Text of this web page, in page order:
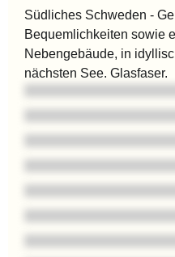
Südliches Schweden -
Bequemlichkeiten sowie
Nebengebäude, in
nächsten See. Glasfaser.